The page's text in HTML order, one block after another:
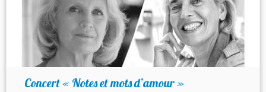
Concert « Notes et mots d’amour »